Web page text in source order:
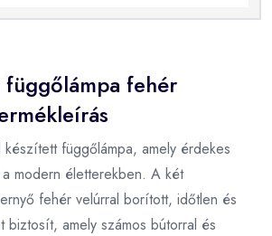
fehér
függőlámpa, amely érdekes
modern életterekben. A két
fehér velúrral borított, időtlen és
biztosít, amely számos bútorral és